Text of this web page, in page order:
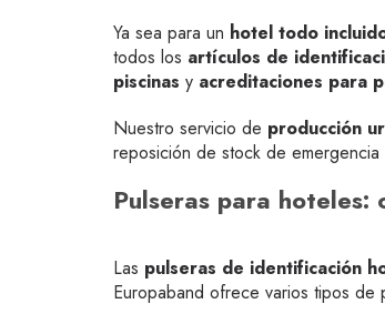
Ya sea para un hotel todo
todos los artículos de
piscinas y acreditaciones para
Nuestro servicio de producción
reposición de stock de
Pulseras para
Las pulseras de identificación
Europaband ofrece varios tipos de